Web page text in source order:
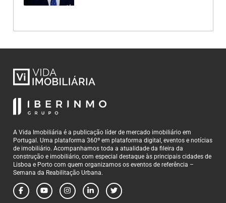
A Vida Imobiliária é a publicação líder de mercado imobiliário em
Portugal. Uma plataforma 360º em plataforma digital, eventos e notícias
de imobiliário. Acompanhamos toda a atualidade da fileira da
construção e imobiliário, com especial destaque às principais cidades de
Lisboa e Porto com quem organizamos os eventos de referência –
Semana da Reabilitação Urbana.